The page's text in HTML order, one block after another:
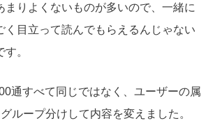
まりよくないものが多いので、一緒に
く目立って読んでもらえるんじゃない
。
通すべて同じではなく、ユーザーの属
ループ分けして内容を変えました。